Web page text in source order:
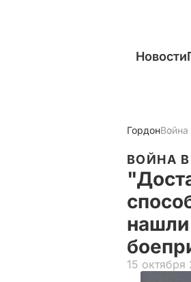
Новости
ГордонВойна
ВОЙНА
нашли
15 октября